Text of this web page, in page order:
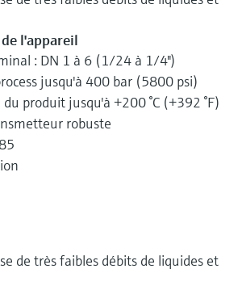
l'appareil
: DN 1 à 6 (1/24 à 1/4")
jusqu'à 400 bar (5800 psi)
produit jusqu'à +200 °C (+392 °F)
robuste
de très faibles débits de liquides et